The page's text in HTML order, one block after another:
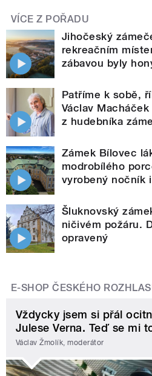
VÍCE Z POŘADU
Jihočeský
rekreačním
zábavou byly
Patříme k sobě,
Václav
z hudebníka
Zámek Bílovec
modrobílého
vyrobený nočník
Šluknovský
ničivém požáru.
opravený
E-SHOP ČESKÉHO
Vždycky jsem si přál
Julese Verna. Teď se mi
Václav Žmolík, moderátor